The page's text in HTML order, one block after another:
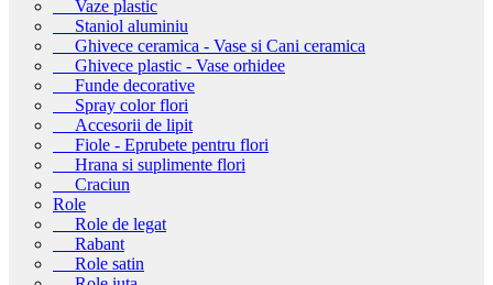
Vaze plastic
Staniol aluminiu
Ghivece ceramica - Vase si Cani ceramica
Ghivece plastic - Vase orhidee
Funde decorative
Spray color flori
Accesorii de lipit
Fiole - Eprubete pentru flori
Hrana si suplimente flori
Craciun
Role
Role de legat
Rabant
Role satin